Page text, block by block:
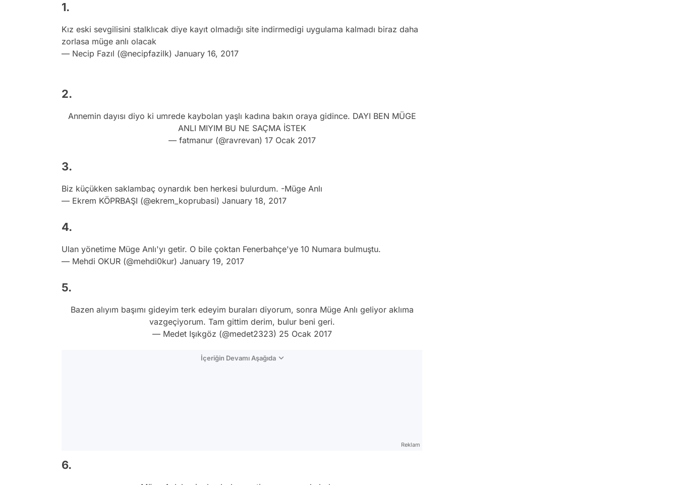
1.
Kız eski sevgilisini stalklıcak diye kayıt olmadığı site indirmedigi uygulama kalmadı biraz daha
zorlasa müge anlı olacak
— Necip Fazıl (@necipfazilk) January 16, 2017
2.
Annemin dayısı diyo ki umrede kaybolan yaşlı kadına bakın oraya gidince. DAYI BEN MÜGE
ANLI MIYIM BU NE SAÇMA İSTEK
— fatmanur (@ravrevan) 17 Ocak 2017
3.
Biz küçükken saklambaç oynardık ben herkesi bulurdum. -Müge Anlı
— Ekrem KÖPRBAŞI (@ekrem_koprubasi) January 18, 2017
4.
Ulan yönetime Müge Anlı'yı getir. O bile çoktan Fenerbahçe'ye 10 Numara bulmuştu.
— Mehdi OKUR (@mehdi0kur) January 19, 2017
5.
Bazen alıyım başımı gideyim terk edeyim buraları diyorum, sonra Müge Anlı geliyor aklıma
vazgeçiyorum. Tam gittim derim, bulur beni geri.
— Medet Işıkgöz (@medet2323) 25 Ocak 2017
İçeriğin Devamı Aşağıda
Reklam
6.